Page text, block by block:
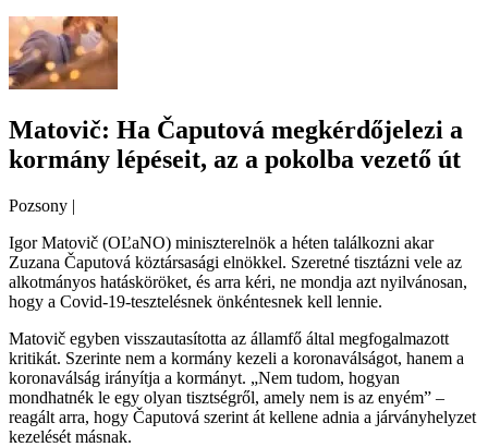
Matovič: Ha Čaputová megkérdőjelezi a
kormány lépéseit, az a pokolba vezető út
Pozsony |
Igor Matovič (OĽaNO) miniszterelnök a héten találkozni akar
Zuzana Čaputová köztársasági elnökkel. Szeretné tisztázni vele az
alkotmányos hatásköröket, és arra kéri, ne mondja azt nyilvánosan,
hogy a Covid-19-tesztelésnek önkéntesnek kell lennie.
Matovič egyben visszautasította az államfő által megfogalmazott
kritikát. Szerinte nem a kormány kezeli a koronaválságot, hanem a
koronaválság irányítja a kormányt. „Nem tudom, hogyan
mondhatnék le egy olyan tisztségről, amely nem is az enyém” –
reagált arra, hogy Čaputová szerint át kellene adnia a járványhelyzet
kezelését másnak.